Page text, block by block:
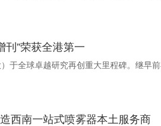
刊”荣获全港第一
于全球卓越研究再创重大里程碑。继早
西南一站式喷雾器本土服务商